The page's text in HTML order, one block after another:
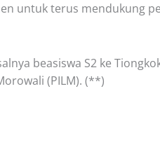
untuk terus mendukung
beasiswa S2 ke
(PILM). (**)